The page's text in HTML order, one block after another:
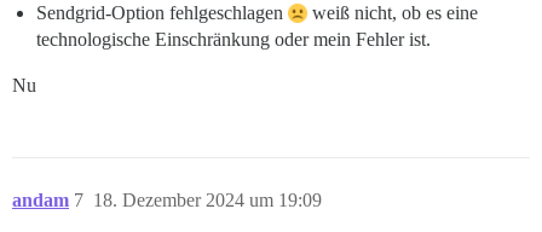
Sendgrid-Option fehlgeschlagen
weiß nicht, ob es eine
technologische Einschränkung oder mein Fehler ist.
Nu
andam 18. Dezember 2024 um 19:09
7